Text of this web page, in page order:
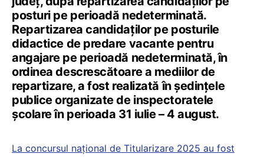
posturi pe perioadă nedeterminată.
Repartizarea candidaţilor pe posturile
didactice de predare vacante pentru
angajare pe perioadă nedeterminată, în
ordinea descrescătoare a mediilor de
repartizare, a fost realizată în ședințele
publice organizate de inspectoratele
şcolare în perioada 31 iulie – 4 august.
La concursul național de Titularizare 2025 au fost